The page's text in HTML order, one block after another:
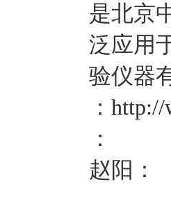
是北京
泛应用
验仪器
： http://
：
赵阳：